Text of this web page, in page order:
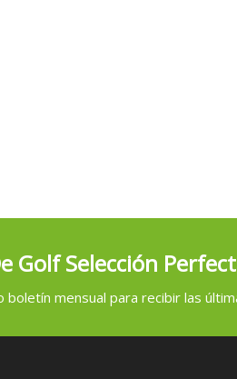
Golf Selección
boletín mensual para recibir las